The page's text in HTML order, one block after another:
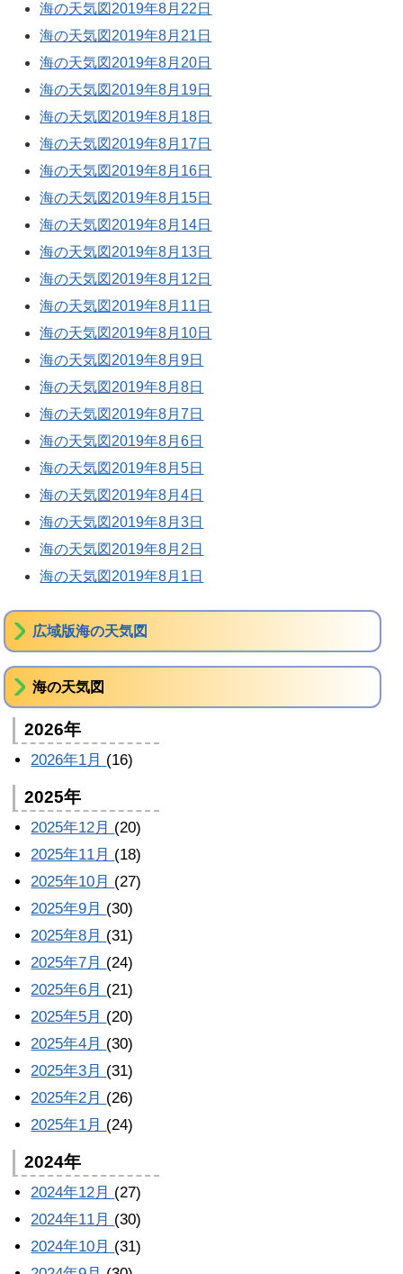
海の天気図2019年8月22日
海の天気図2019年8月21日
海の天気図2019年8月20日
海の天気図2019年8月19日
海の天気図2019年8月18日
海の天気図2019年8月17日
海の天気図2019年8月16日
海の天気図2019年8月15日
海の天気図2019年8月14日
海の天気図2019年8月13日
海の天気図2019年8月12日
海の天気図2019年8月11日
海の天気図2019年8月10日
海の天気図2019年8月9日
海の天気図2019年8月8日
海の天気図2019年8月7日
海の天気図2019年8月6日
海の天気図2019年8月5日
海の天気図2019年8月4日
海の天気図2019年8月3日
海の天気図2019年8月2日
海の天気図2019年8月1日
広域版海の天気図
海の天気図
2026年
2026年1月 (16)
2025年
2025年12月 (20)
2025年11月 (18)
2025年10月 (27)
2025年9月 (30)
2025年8月 (31)
2025年7月 (24)
2025年6月 (21)
2025年5月 (20)
2025年4月 (30)
2025年3月 (31)
2025年2月 (26)
2025年1月 (24)
2024年
2024年12月 (27)
2024年11月 (30)
2024年10月 (31)